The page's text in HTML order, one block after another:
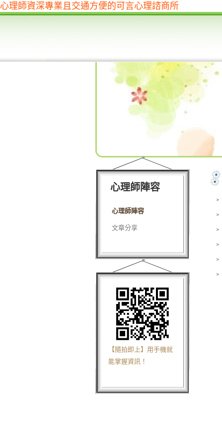
心理師資深專業且交通方便的可言心理諮商所
心理師陣容
心理師陣容
文章分享
【隨拍即上】用手機就
能掌握資訊！
﹥
﹥
﹥
﹥
﹥
﹥